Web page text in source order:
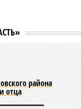
района
отца